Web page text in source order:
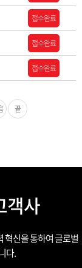
접수완료
접수완료
접수완료
끝
객사
혁신을 통하여 글로벌
다.